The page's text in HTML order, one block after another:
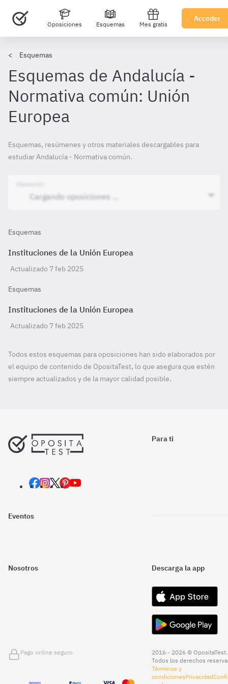
Oposiciones Esquemas Mes gratis
Acceder
Esquemas
Esquemas de Andalucía -
Normativa común: Unión
Europea
Esquemas, resúmenes y otros materiales descargables para
estudiar Andalucía - Normativa común.
Esquemas
Instituciones de la Unión Europea
Actualizado 7 feb 2025
Esquemas
Instituciones de la Unión Europea
Actualizado 7 feb 2025
Todos estos esquemas para oposiciones han sido elaborados por
el equipo de contenido de OpositaTest, lo que asegura que estén
siempre actualizados y de la mayor calidad posible.
Para ti
Eventos
Nosotros Descarga la app
Pago online seguro
2016 - 2026 © OpositaTest.
Todos los derechos
Términos y
condicionesPrivacidad